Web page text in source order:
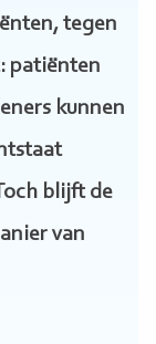
tegen
patiënten
kunnen
blijft de
van